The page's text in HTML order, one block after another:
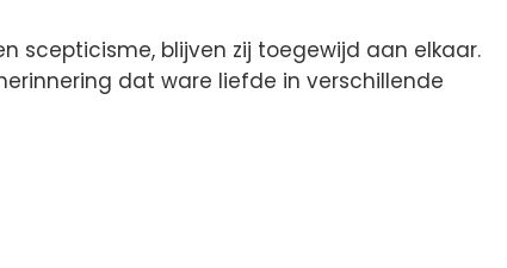
scepticisme, blijven zij toegewijd aan elkaar.
dat ware liefde in verschillende